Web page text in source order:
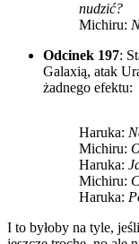
nudzić?
Michiru:
Odcinek 197:
Galaxią, atak
żadnego efektu:
Haruka:
Michiru:
Haruka:
Michiru:
Haruka:
I to byłoby na tyle,